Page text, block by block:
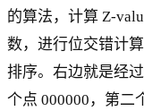
的算法，计算 Z-
数，进行位交错计
排序。右边就是经
个点 000000，第二